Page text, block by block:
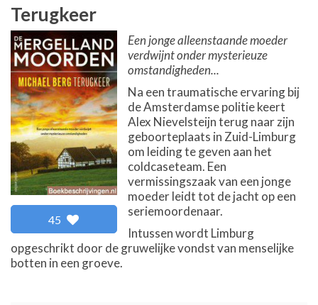
Terugkeer
45
Een jonge alleenstaande moeder
verdwijnt onder mysterieuze
omstandigheden...
Na een traumatische ervaring bij
de Amsterdamse politie keert
Alex Nievelsteijn terug naar zijn
geboorteplaats in Zuid-Limburg
om leiding te geven aan het
coldcaseteam. Een
vermissingszaak van een jonge
moeder leidt tot de jacht op een
seriemoordenaar.
Intussen wordt Limburg
opgeschrikt door de gruwelijke vondst van menselijke
botten in een groeve.